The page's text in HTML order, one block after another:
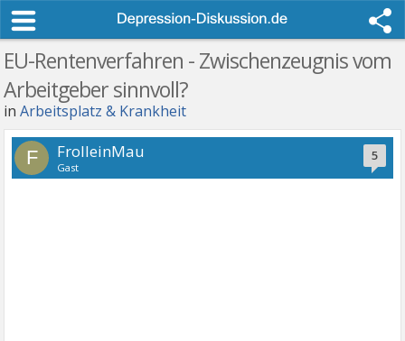
EU-Rentenverfahren - Zwischenzeugnis vom
Arbeitgeber sinnvoll?
inArbeitsplatz & Krankheit
5
F FrolleinMau
Gast